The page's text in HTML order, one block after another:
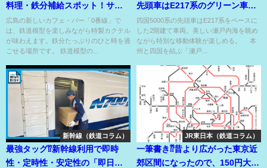
料理・鉄分補給スポット！サン
ライズのカクテルアリ〼⁉
広島の新しいカフェ・バー「0番線」で
は、鉄道模型を楽しみながら特製カクテル
が味わえます。鉄分たっぷりのひと時を過
ごせる場所です。 鉄道模型の...
先頭車はE217系のグリーン車が
ベース??
四国5000系の先頭車はE217系をベースに
した2階建て車両。美しい瀬戸内海を眺め
ながら特別な移動体験が楽しめる。 本
州と四国を結ぶ「瀬戸...
新幹線（鉄道コラム）
最強タッグ⁉新幹線利用で即時
性・定時性・安定性の「即日配
JR東日本（鉄道コラム）
一筆書き⁇昔より広がった東京近
郊区間になったので、150円大回